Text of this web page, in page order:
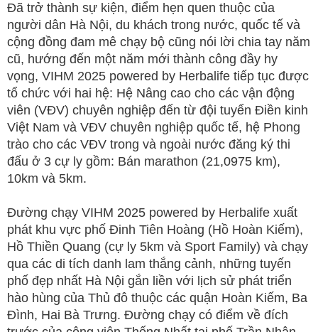
Đã trở thành sự kiện, điểm hẹn quen thuộc của
người dân Hà Nội, du khách trong nước, quốc tế và
cộng đồng đam mê chạy bộ cũng nói lời chia tay năm
cũ, hướng đến một năm mới thành công đầy hy
vọng, VIHM 2025 powered by Herbalife tiếp tục được
tổ chức với hai hệ: Hệ Nâng cao cho các vận động
viên (VĐV) chuyên nghiệp đến từ đội tuyển Điền kinh
Việt Nam và VĐV chuyên nghiệp quốc tế, hệ Phong
trào cho các VĐV trong và ngoài nước đăng ký thi
đấu ở 3 cự ly gồm: Bán marathon (21,0975 km),
10km và 5km.
Đường chạy VIHM 2025 powered by Herbalife xuất
phát khu vực phố Đinh Tiên Hoàng (Hồ Hoàn Kiếm),
Hồ Thiền Quang (cự ly 5km và Sport Family) và chạy
qua các di tích danh lam thắng cảnh, những tuyến
phố đẹp nhất Hà Nội gắn liền với lịch sử phát triển
hào hùng của Thủ đô thuộc các quận Hoàn Kiếm, Ba
Đình, Hai Bà Trưng. Đường chạy có điểm về đích